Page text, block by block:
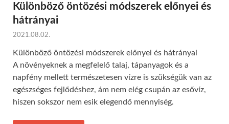
Különböző öntözési módszerek előnyei és
hátrányai
2021.08.02.
Különböző öntözési módszerek előnyei és hátrányai
A növényeknek a megfelelő talaj, tápanyagok és a
napfény mellett természetesen vízre is szükségük van az
egészséges fejlődéshez, ám nem elég csupán az esővíz,
hiszen sokszor nem esik elegendő mennyiség.